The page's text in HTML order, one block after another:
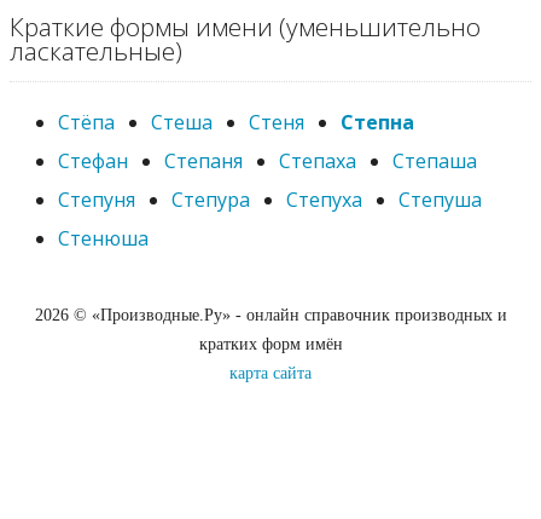
Краткие формы имени (уменьшительно
ласкательные)
Стёпа Стеша Стеня
Степна
Стефан
Степаня Степаха
Степаша
Степуня
Степура Степуха
Степуша
Стенюша
2026 © «Производные.Ру» - онлайн справочник производных и
кратких форм имён
карта сайта